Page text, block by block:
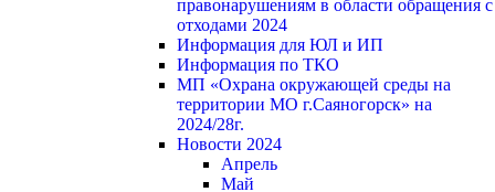
правонарушениям в области обращения с
отходами 2024
Информация для ЮЛ и ИП
Информация по ТКО
МП «Охрана окружающей среды на
территории МО г.Саяногорск» на
2024/28г.
Новости 2024
Апрель
Май